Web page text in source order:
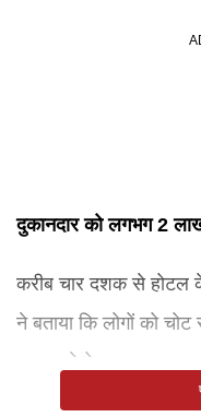
दुकानदार को लगभग 2
करीब चार दशक से होटल के
ने बताया कि लोगों को
एक-दूसरे के ऊपर रखा
लोग उन पर कूदे और